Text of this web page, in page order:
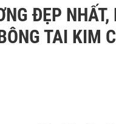
ĐẸP NHẤT,
TAI KIM